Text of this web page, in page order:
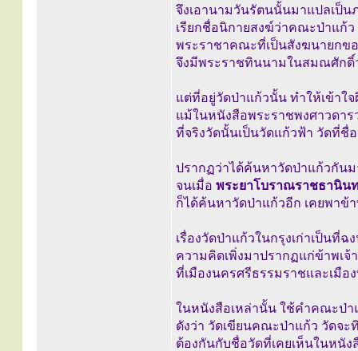
จึงเอานามวันรัตนนั้นมาแปลเป็น
เรียกชื่อนิกายสงฆ์ว่าคณะป่าแก้ว
พระราชาคณะที่เป็นสังฆนายกข
จึงมีพระราชทินนามในสมณศัก
แต่ที่อยู่วัดป่าแก้วนั้น ทำให้เข้าใจ
แม้ในหนังสือพระราชพงศาวดาร
ที่จริงวัดนั้นเป็นวัดแก้วฟ้า วัดที่ชื่
ปรากฏว่าได้ค้นหาวัดป่าแก้วกัน
จนเมื่อ พระยาโบราณราชธานิน
ก็ได้ค้นหาวัดป่าแก้วอีก เคยพาข้
เรื่องวัดป่าแก้วในกรุงเก่าเป็นที่ฉ
ความคิดเพิ่งมาปรากฏแก่ข้าพเจ้
ที่เมืองนครศรีธรรมราชและเมือ
ในหนังสือเหล่านั้น ใช้คำคณะป่า
ดังว่า วัดเขียนคณะป่าแก้ว วัดจ
ต้องกันกับชื่อวัดที่เคยเห็นในหนัง